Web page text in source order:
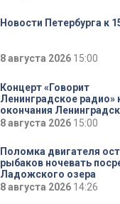
Новости Петербурга к
8 августа 2026 15:00
Концерт «Говорит
Ленинградское радио»
окончания
битвы. Смотрите завтра
15:00
8 августа 2026 15:00
Поломка двигателя
рыбаков ночевать
Ладожского озера
8 августа 2026 14:26